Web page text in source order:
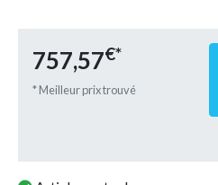
757,57€*
* Meilleur prix trouvé